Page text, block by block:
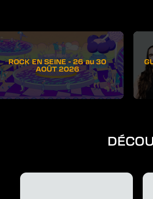
ROCK EN SEINE - 26 au 30
AOÛT 2026